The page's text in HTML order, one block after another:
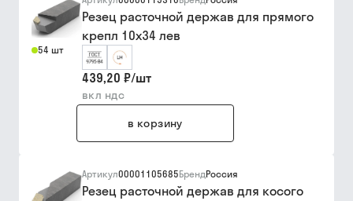
54 шт
Резец расточной держав для прямого
крепл 10х34 лев
439,20 ₽/шт
вкл ндс
в корзину
Артикул00001105685БрендРоссия
Резец расточной держав для косого